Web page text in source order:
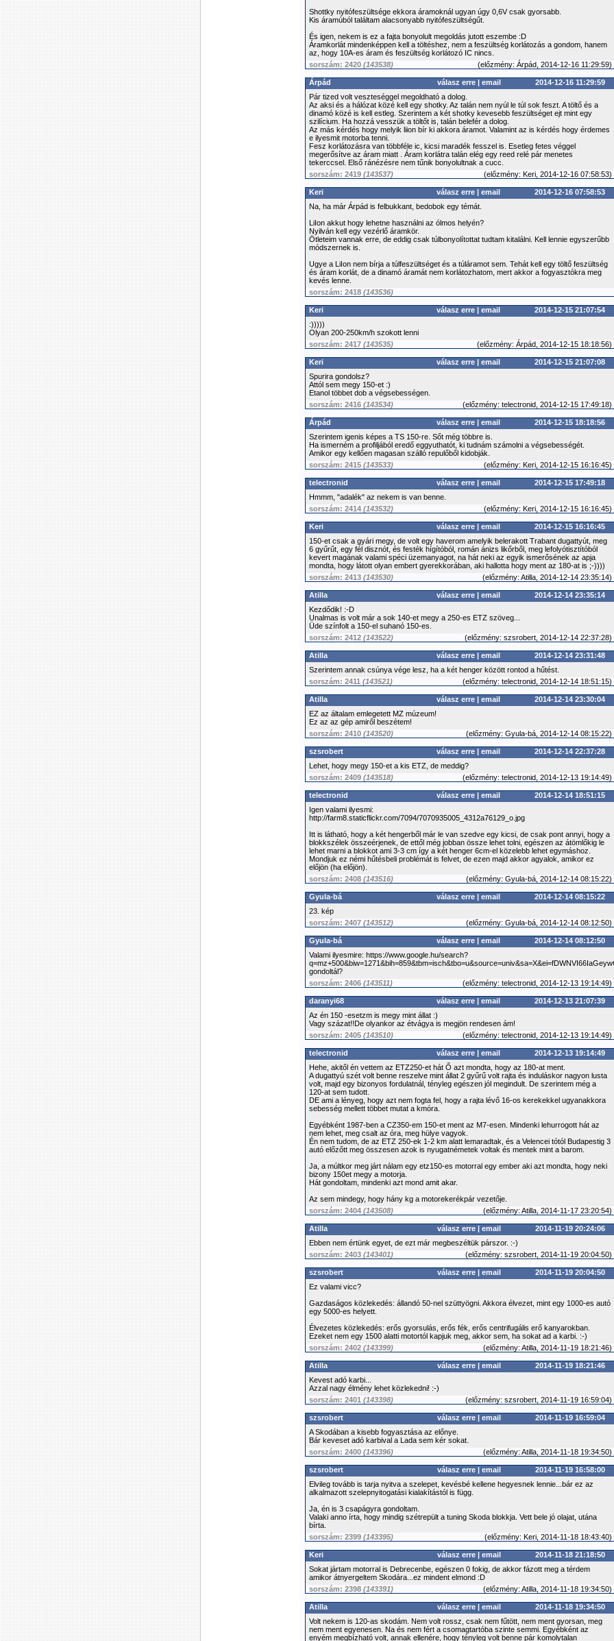
Shottky nyitófeszültsége ekkora áramoknál ugyan úgy 0,6V csak gyorsabb.
Kis áramúból találtam alacsonyabb nyitófeszültségűt.
És igen, nekem is ez a fajta bonyolult megoldás jutott eszembe :D
Áramkorlát mindenképpen kell a töltéshez, nem a feszültség korlátozás a gondom, hanem
az, hogy 10A-es áram és feszültség korlátozó IC nincs.
sorszám: 2420 (143538) (előzmény: Árpád, 2014-12-16 11:29:59)
Árpád válasz erre | email
2014-12-16 11:29:59
Pár tized volt veszteséggel megoldható a dolog.
Az aksi és a hálózat közé kell egy shotky. Az talán nem nyúl le túl sok feszt. A töltő és a
dinamó közé is kell estleg. Szerintem a két shotky kevesebb feszültséget ejt mint egy
szilícium. Ha hozzá vesszük a töltőt is, talán belefér a dolog.
Az más kérdés hogy melyik liion bír ki akkora áramot. Valamint az is kérdés hogy érdemes
e ilyesmit motorba tenni.
Fesz korlátozásra van többféle ic, kicsi maradék fesszel is. Esetleg fetes véggel
megerősítve az áram miatt . Áram korlátra talán elég egy reed relé pár menetes
tekerccsel. Első ránézésre nem tűnik bonyolultnak a cucc.
sorszám: 2419 (143537) (előzmény: Keri, 2014-12-16 07:58:53)
Keri válasz erre | email
2014-12-16 07:58:53
Na, ha már Árpád is felbukkant, bedobok egy témát.
LiIon akkut hogy lehetne használni az ólmos helyén?
Nyilván kell egy vezérlő áramkör.
Ötleteim vannak erre, de eddig csak túlbonyolítottat tudtam kitalálni. Kell lennie egyszerűbb
módszernek is.
Ugye a LiIon nem bírja a túlfeszültséget és a túláramot sem. Tehát kell egy töltő feszültség
és áram korlát, de a dinamó áramát nem korlátozhatom, mert akkor a fogyasztókra meg
kevés lenne.
sorszám: 2418 (143536)
Keri válasz erre | email
2014-12-15 21:07:54
:)))))
Olyan 200-250km/h szokott lenni
sorszám: 2417 (143535) (előzmény: Árpád, 2014-12-15 18:18:56)
Keri válasz erre | email
2014-12-15 21:07:08
Spurira gondolsz?
Attól sem megy 150-et :)
Etanol többet dob a végsebességen.
sorszám: 2416 (143534) (előzmény: telectronid, 2014-12-15 17:49:18)
Árpád válasz erre | email
2014-12-15 18:18:56
Szerintem igenis képes a TS 150-re. Sőt még többre is.
Ha ismerném a profiljából eredő eggyuthatót, ki tudnám számolni a végsebességét.
Amikor egy kellően magasan szálló repulőből kidobják.
sorszám: 2415 (143533) (előzmény: Keri, 2014-12-15 16:16:45)
telectronid válasz erre | email
2014-12-15 17:49:18
Hmmm, "adalék" az nekem is van benne.
sorszám: 2414 (143532) (előzmény: Keri, 2014-12-15 16:16:45)
Keri válasz erre | email
2014-12-15 16:16:45
150-et csak a gyári megy, de volt egy haverom amelyik belerakott Trabant dugattyút, meg
6 gyűrűt, egy fél disznót, és festék hígítóból, román ánizs likőrből, meg lefolyótisztítóból
kevert magának valami spéci üzemanyagot, na hát neki az egyik ismerősének az apja
mondta, hogy látott olyan embert gyerekkorában, aki hallotta hogy ment az 180-at is ;-))))
sorszám: 2413 (143530) (előzmény: Atilla, 2014-12-14 23:35:14)
Atilla válasz erre | email
2014-12-14 23:35:14
Kezdődik! :-D
Unalmas is volt már a sok 140-et megy a 250-es ETZ szöveg...
Üde színfolt a 150-el suhanó 150-es.
sorszám: 2412 (143522) (előzmény: szsrobert, 2014-12-14 22:37:28)
Atilla válasz erre | email
2014-12-14 23:31:48
Szerintem annak csúnya vége lesz, ha a két henger között rontod a hűtést.
sorszám: 2411 (143521) (előzmény: telectronid, 2014-12-14 18:51:15)
Atilla válasz erre | email
2014-12-14 23:30:04
EZ az általam emlegetett MZ múzeum!
Ez az az gép amiről beszétem!
sorszám: 2410 (143520) (előzmény: Gyula-bá, 2014-12-14 08:15:22)
szsrobert válasz erre | email
2014-12-14 22:37:28
Lehet, hogy megy 150-et a kis ETZ, de meddig?
sorszám: 2409 (143518) (előzmény: telectronid, 2014-12-13 19:14:49)
telectronid válasz erre | email
2014-12-14 18:51:15
Igen valami ilyesmi:
http://farm8.staticflickr.com/7094/7070935005_4312a76129_o.jpg
Itt is látható, hogy a két hengerből már le van szedve egy kicsi, de csak pont annyi, hogy a
blokkszélek összeérjenek, de ettől még jobban össze lehet tolni, egészen az átömlőkig le
lehet marni a blokkot ami 3-3 cm így a két henger 6cm-el közelebb lehet egymáshoz.
Mondjuk ez némi hűtésbeli problémát is felvet, de ezen majd akkor agyalok, amikor ez
előjön (ha előjön).
sorszám: 2408 (143516) (előzmény: Gyula-bá, 2014-12-14 08:15:22)
Gyula-bá válasz erre | email
2014-12-14 08:15:22
23. kép
sorszám: 2407 (143512) (előzmény: Gyula-bá, 2014-12-14 08:12:50)
Gyula-bá válasz erre | email
2014-12-14 08:12:50
Valami ilyesmire: https://www.google.hu/search?
gondoltál?
sorszám: 2406 (143511) (előzmény: telectronid, 2014-12-13 19:14:49)
daranyi68 válasz erre | email
2014-12-13 21:07:39
Az én 150 -esetzm is megy mint állat :)
Vagy százat!!De olyankor az étvágya is megjön rendesen ám!
sorszám: 2405 (143510) (előzmény: telectronid, 2014-12-13 19:14:49)
telectronid válasz erre | email
2014-12-13 19:14:49
Hehe, akitől én vettem az ETZ250-et hát Ő azt mondta, hogy az 180-at ment.
A dugattyú szét volt benne reszelve mint állat 2 gyűrű volt rajta és induláskor nagyon lusta
volt, majd egy bizonyos fordulatnál, tényleg egészen jól megindult. De szerintem még a
120-at sem tudott.
DE ami a lényeg, hogy azt nem fogta fel, hogy a rajta lévő 16-os kerekekkel ugyanakkora
sebesség mellett többet mutat a kmóra.
Egyébként 1987-ben a CZ350-em 150-et ment az M7-esen. Mindenki lehurrogott hát az
nem lehet, meg csalt az óra, meg hülye vagyok.
Én nem tudom, de az ETZ 250-ek 1-2 km alatt lemaradtak, és a Velencei tótól Budapestig 3
autó előzőtt meg összesen azok is nyugatnémetek voltak és mentek mint a barom.
Ja, a múltkor meg járt nálam egy etz150-es motorral egy ember aki azt mondta, hogy neki
bizony 150et megy a motorja.
Hát gondoltam, mindenki azt mond amit akar.
Az sem mindegy, hogy hány kg a motorekerékpár vezetője.
sorszám: 2404 (143508) (előzmény: Atilla, 2014-11-17 23:20:54)
Atilla válasz erre | email
2014-11-19 20:24:06
Ebben nem értünk egyet, de ezt már megbeszéltük párszor. :-)
sorszám: 2403 (143401) (előzmény: szsrobert, 2014-11-19 20:04:50)
szsrobert válasz erre | email
2014-11-19 20:04:50
Ez valami vicc?
Gazdaságos közlekedés: állandó 50-nel szüttyögni. Akkora élvezet, mint egy 1000-es autó
egy 5000-es helyett.
Élvezetes közlekedés: erős gyorsulás, erős fék, erős centrifugális erő kanyarokban.
Ezeket nem egy 1500 alatti motortól kapjuk meg, akkor sem, ha sokat ad a karbi. :-)
sorszám: 2402 (143399) (előzmény: Atilla, 2014-11-19 18:21:46)
Atilla válasz erre | email
2014-11-19 18:21:46
Kevest adó karbi...
Azzal nagy élmény lehet közlekedni! :-)
sorszám: 2401 (143398) (előzmény: szsrobert, 2014-11-19 16:59:04)
szsrobert válasz erre | email
2014-11-19 16:59:04
A Skodában a kisebb fogyasztása az előnye.
Bár keveset adó karbival a Lada sem kér sokat.
sorszám: 2400 (143396) (előzmény: Atilla, 2014-11-18 19:34:50)
szsrobert válasz erre | email
2014-11-19 16:58:00
Elvileg tovább is tarja nyitva a szelepet, kevésbé kellene hegyesnek lennie...bár ez az
alkalmazott szelepnyitogatási kialakítástól is függ.
Ja, én is 3 csapágyra gondoltam.
Valaki anno írta, hogy mindig szétrepült a tuning Skoda blokkja. Vett bele jó olajat, utána
bírta.
sorszám: 2399 (143395) (előzmény: Keri, 2014-11-18 18:43:40)
Keri válasz erre | email
2014-11-18 21:18:50
Sokat jártam motorral is Debrecenbe, egészen 0 fokig, de akkor fázott meg a térdem
amikor átnyergeltem Skodára...ez mindent elmond :D
sorszám: 2398 (143391) (előzmény: Atilla, 2014-11-18 19:34:50)
Atilla válasz erre | email
2014-11-18 19:34:50
Volt nekem is 120-as skodám. Nem volt rossz, csak nem fűtött, nem ment gyorsan, meg
nem ment egyenesen. Na és nem fért a csomagtartóba szinte semmi. Egyébként az
enyém megbízható volt, annak ellenére, hogy tényleg volt benne pár komolytalan